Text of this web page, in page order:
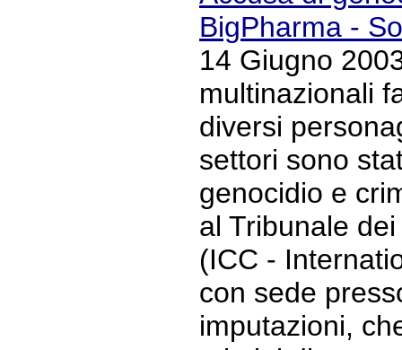
BigPharma -
14 Giugno
multinazionali
diversi
settori sono
genocidio e
al Tribunale
(ICC -
con sede
imputazioni,